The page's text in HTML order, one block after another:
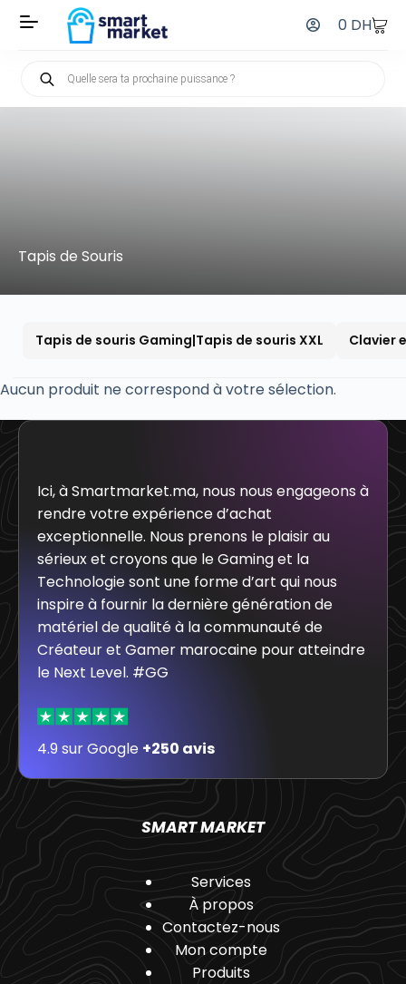
0 DH
Tapis de Souris
Tapis de souris Gaming|Tapis de souris XXL Clavier
Aucun produit ne correspond à votre sélection.
Ici, à Smartmarket.ma, nous nous engageons à
rendre votre expérience d’achat
exceptionnelle. Nous prenons le plaisir au
sérieux et croyons que le Gaming et la
Technologie sont une forme d’art qui nous
inspire à fournir la dernière génération de
matériel de qualité à la communauté de
Créateur et Gamer marocaine pour atteindre
le Next Level. #GG
4.9 sur Google +250 avis
SMART MARKET
Services
À propos
Contactez-nous
Mon compte
Produits